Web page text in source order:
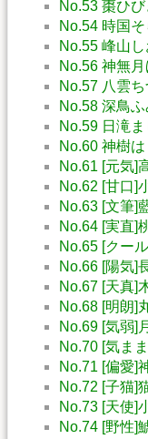
No.53 棗ひび
No.54 時国そ
No.55 峰山し
No.56 神無月
No.57 八雲ち
No.58 深鳥ふ
No.59 日滝ま
No.60 神樹は
No.61 [元気]
No.62 [甘口]
No.63 [文筆]
No.64 [実直]
No.65 [クー
No.66 [陽気]
No.67 [天真]
No.68 [明朗]
No.69 [気弱]
No.70 [気ま
No.71 [偏愛]
No.72 [子猫]
No.73 [天使]
No.74 [野性]